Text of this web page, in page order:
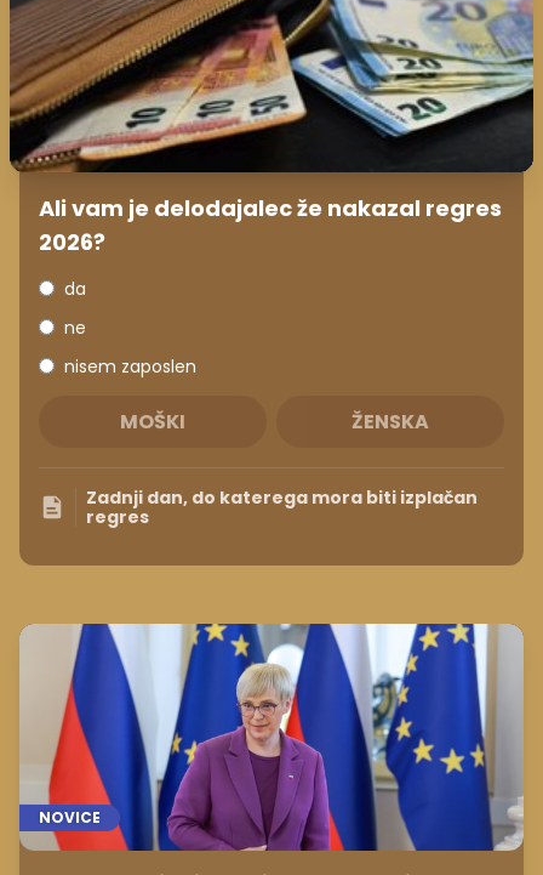
Ali vam je delodajalec že nakazal regres
2026?
da
ne
nisem zaposlen
MOŠKI ŽENSKA
Zadnji dan, do katerega mora biti izplačan
regres
NOVICE